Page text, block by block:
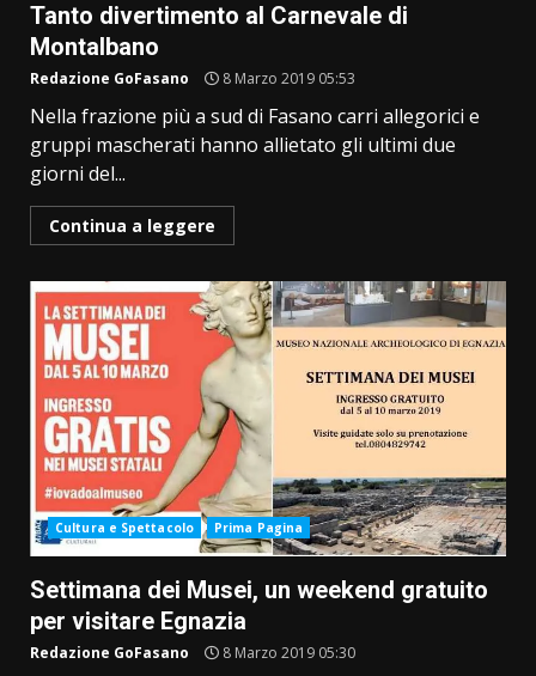
Tanto divertimento al Carnevale di
Montalbano
Redazione GoFasano 8 Marzo 2019 05:53
Nella frazione più a sud di Fasano carri allegorici e
gruppi mascherati hanno allietato gli ultimi due
giorni del...
Continua a leggere
Cultura e Spettacolo Prima Pagina
Settimana dei Musei, un weekend gratuito
per visitare Egnazia
Redazione GoFasano 8 Marzo 2019 05:30